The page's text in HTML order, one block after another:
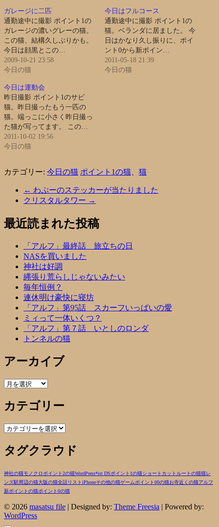
ガレージに二匹
通勤途中に撮影 ポイント1の
ガレージの濃いグレーの猫。
この猫、結構久しぶりかも。
今日は顔黒とこの…
2009-10-21 23:58
今日の猫
今日はフルコース
通勤途中に撮影 ポイント1の
猫。ベランダに居ました。 今
日はかなり久し振りに、ポイ
ント0から新ポイン…
2011-05-18 21:39
今日の猫
今日は運動会
昨日撮影 ポイント1のサビ
猫。昨日撮ったもう一匹の
猫。端っこに小さく昨日撮っ
た猫が写ってます。 この…
2011-10-02 19:56
今日の猫
カテゴリー: 今日の猫 ポイント1の猫 猫
← わぷーのステッカーが当たりました
クリスタルタワー →
最近読まれた投稿
「アルフ」最終話 旅立ちの日
NASを買いました
神社は好調
縄張り荒らしじゃないみたい
毎年恒例？
連休明け豪快に寝坊
「アルフ」第95話 スカーフいっぱいの愛
ミィって一体いくつ？
「アルフ」第７話 いとしのロンダ
トンネルの猫
アーカイブ
ア
カ
イ
ブ
カテゴリー
カ
ゴ
リ
ー
タグクラウド
神社の猫モノクロ ポイント2の猫WordPress*ist DSポイント1の猫ショートカットルートの猫猫レ
ンズ駅周辺の猫大阪の猫全話リストiPhoneその他の猫ゲームポイント00の猫お寺近くの猫アルフ
新ポイントの猫ポイント0の猫
© 2026 masatsu file | Designed by: Theme Freesia | Powered by:
WordPress